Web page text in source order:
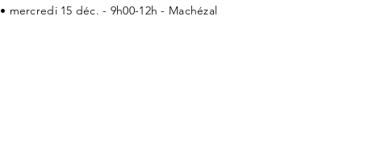
• mercredi 15 déc. - 9h00-12h - Machézal